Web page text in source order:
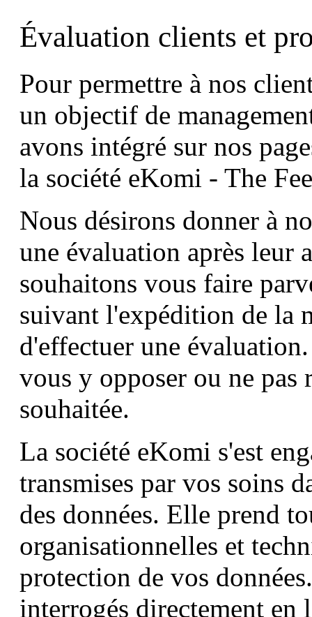
Évaluation clients et
Pour permettre à nos
un objectif de
avons intégré sur nos
la société eKomi - The
Nous désirons donner à
une évaluation après leur
souhaitons vous faire
suivant l'expédition de la
d'effectuer une
vous y opposer ou ne
souhaitée.
La société eKomi s'est
transmises par vos soins
des données. Elle prend
organisationnelles et
protection de vos
interrogés directement en